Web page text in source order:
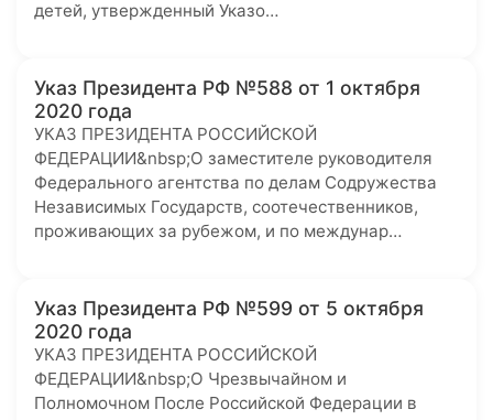
детей, утвержденный Указо…
Указ Президента РФ №588 от 1 октября
2020 года
УКАЗ ПРЕЗИДЕНТА РОССИЙСКОЙ
ФЕДЕРАЦИИ&nbsp;О заместителе руководителя
Федерального агентства по делам Содружества
Независимых Государств, соотечественников,
проживающих за рубежом, и по междунар…
Указ Президента РФ №599 от 5 октября
2020 года
УКАЗ ПРЕЗИДЕНТА РОССИЙСКОЙ
ФЕДЕРАЦИИ&nbsp;О Чрезвычайном и
Полномочном После Российской Федерации в